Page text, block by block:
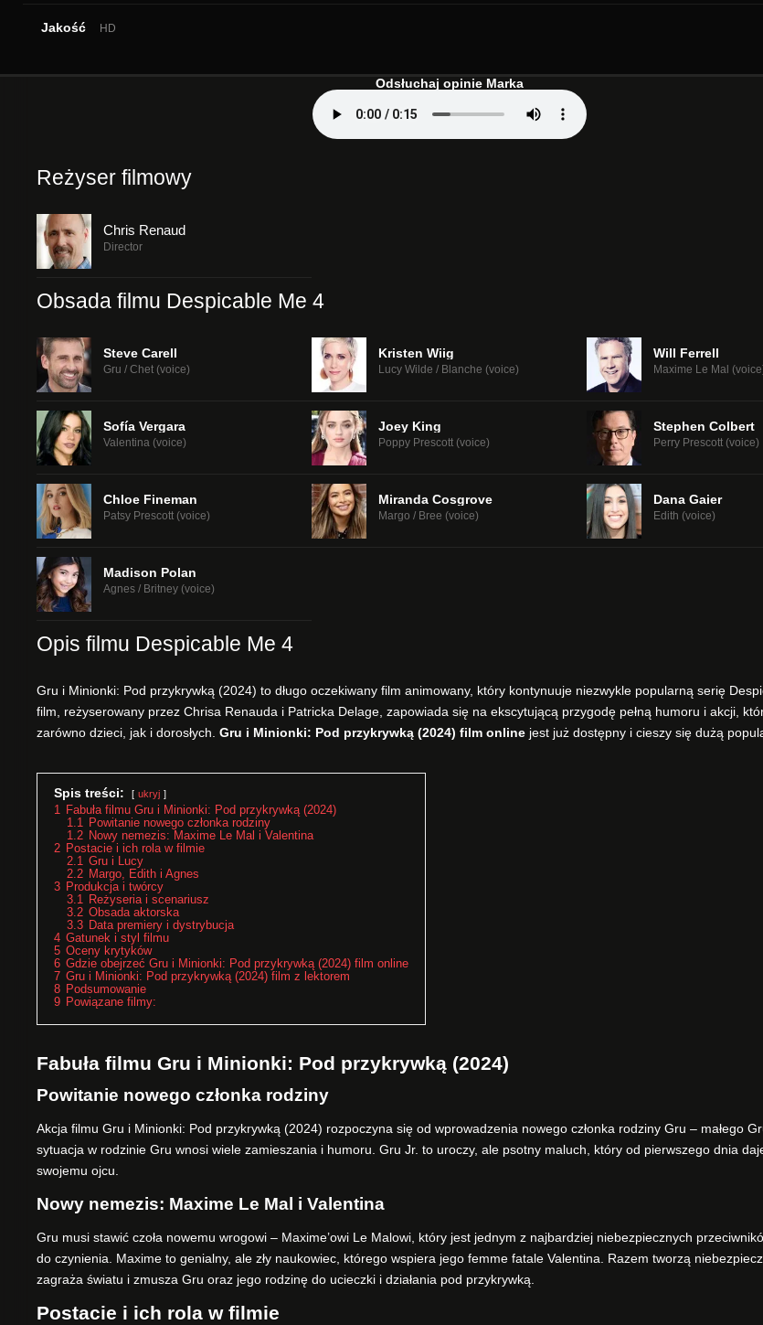
Jakość HD
Odsłuchaj opinie Marka
Reżyser filmowy
Chris Renaud
Director
Obsada filmu Despicable Me 4
Steve Carell
Gru / Chet (voice)
Kristen Wiig
Lucy Wilde / Blanche (voice)
Will Ferrell
Maxime Le Mal
Sofía Vergara
Valentina (voice)
Joey King
Poppy Prescott (voice)
Stephen Colbert
Perry Prescott (voice)
Chloe Fineman
Patsy Prescott (voice)
Miranda Cosgrove
Margo / Bree (voice)
Dana Gaier
Edith (voice)
Madison Polan
Agnes / Britney (voice)
Opis filmu Despicable Me 4
Gru i Minionki: Pod przykrywką (2024) to długo oczekiwany film animowany, który kontynuuje niezwykle popularną serię
film, reżyserowany przez Chrisa Renauda i Patricka Delage, zapowiada się na ekscytującą przygodę pełną humoru i akcji,
zarówno dzieci, jak i dorosłych. Gru i Minionki: Pod przykrywką (2024) film online jest już dostępny i cieszy się dużą
Spis treści: ukryj
1 Fabuła filmu Gru i Minionki: Pod przykrywką (2024)
1.1 Powitanie nowego członka rodziny
1.2 Nowy nemezis: Maxime Le Mal i Valentina
2 Postacie i ich rola w filmie
2.1 Gru i Lucy
2.2 Margo, Edith i Agnes
3 Produkcja i twórcy
3.1 Reżyseria i scenariusz
3.2 Obsada aktorska
3.3 Data premiery i dystrybucja
4 Gatunek i styl filmu
5 Oceny krytyków
6 Gdzie obejrzeć Gru i Minionki: Pod przykrywką (2024) film online
7 Gru i Minionki: Pod przykrywką (2024) film z lektorem
8 Podsumowanie
9 Powiązane filmy:
Fabuła filmu Gru i Minionki: Pod przykrywką (2024)
Powitanie nowego członka rodziny
Akcja filmu Gru i Minionki: Pod przykrywką (2024) rozpoczyna się od wprowadzenia nowego członka rodziny Gru – małego
sytuacja w rodzinie Gru wnosi wiele zamieszania i humoru. Gru Jr. to uroczy, ale psotny maluch, który od pierwszego dnia
swojemu ojcu.
Nowy nemezis: Maxime Le Mal i Valentina
Gru musi stawić czoła nowemu wrogowi – Maxime’owi Le Malowi, który jest jednym z najbardziej niebezpiecznych
do czynienia. Maxime to genialny, ale zły naukowiec, którego wspiera jego femme fatale Valentina. Razem tworzą
zagraża światu i zmusza Gru oraz jego rodzinę do ucieczki i działania pod przykrywką.
Postacie i ich rola w filmie